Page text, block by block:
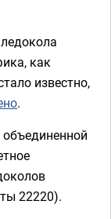
как
известно,
.
22220).